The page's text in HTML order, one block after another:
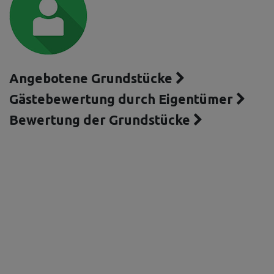
Angebotene Grundstücke
Gästebewertung durch Eigentümer
Bewertung der Grundstücke